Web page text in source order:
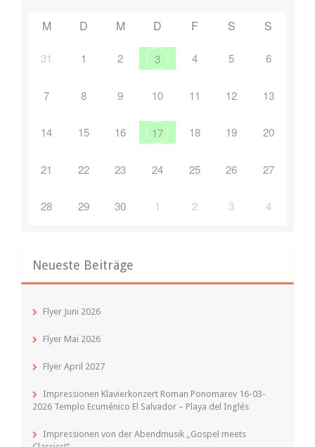
M D M D F S S
31 1 2 3 4 5 6
7 8 9 10 11 12 13
14 15 16 17 18 19 20
21 22 23 24 25 26 27
28 29 30 1 2 3 4
Neueste Beiträge
Flyer Juni 2026
Flyer Mai 2026
Flyer April 2027
Impressionen Klavierkonzert Roman Ponomarev 16-03-
2026 Templo Ecuménico El Salvador – Playa del Inglés
Impressionen von der Abendmusik „Gospel meets